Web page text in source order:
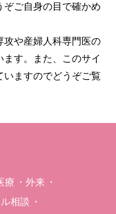
ご自身の目で確かめ
攻や産婦人科専門医の
す。また、このサイ
いますのでどうぞご覧
療
外来
相談